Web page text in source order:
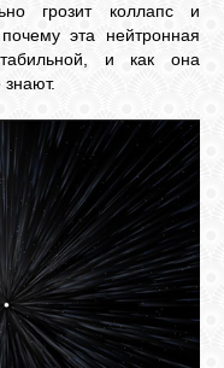
грозит коллапс и
эта нейтронная
и как она
знают.